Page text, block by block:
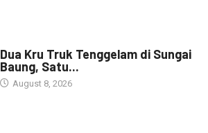
Dua Kru Truk Tenggelam di Sungai
Baung, Satu...
August 8, 2026